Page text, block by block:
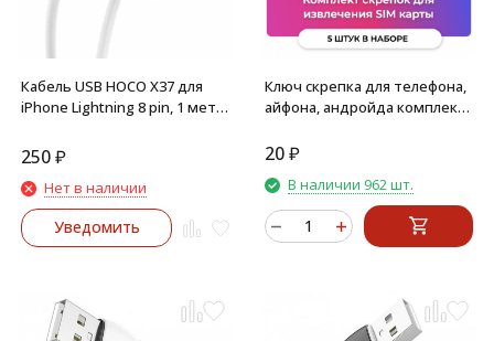
Кабель USB HOCO X37 для
iPhone Lightning 8 pin, 1 метр
250₽
Нет в наличии
Уведомить
Ключ скрепка для телефона,
айфона, андройда комплект
симкарты
20₽
В наличии 962 шт.